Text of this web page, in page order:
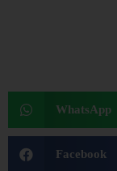
WhatsApp
Facebook